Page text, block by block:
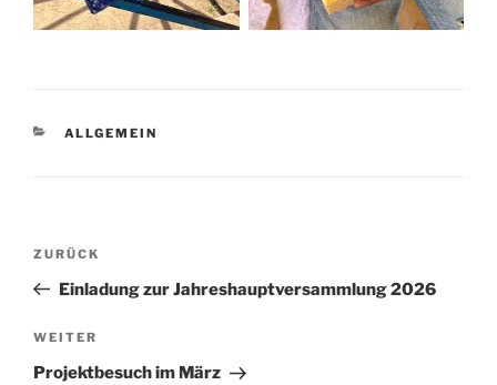
KATEGORIEN
ALLGEMEIN
Beitragsnavigation
Vorheriger
Beitrag
ZURÜCK
Einladung zur Jahreshauptversammlung 2026
Nächster
Beitrag
WEITER
Projektbesuch im März